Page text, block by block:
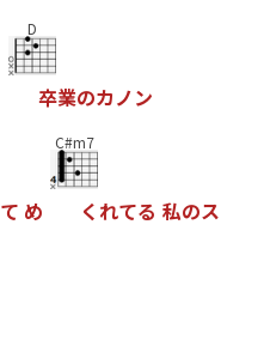
D
卒業のカノン
て め
C#m7
く れてる 私のス